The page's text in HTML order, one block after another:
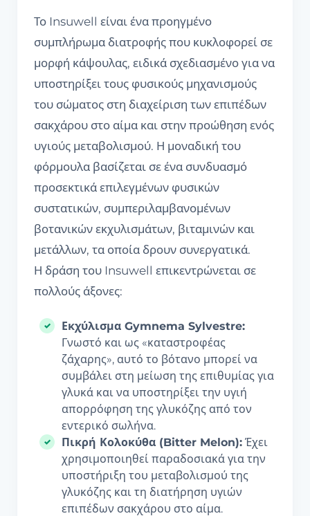
Το Insuwell είναι ένα προηγμένο
συμπλήρωμα διατροφής που κυκλοφορεί σε
μορφή κάψουλας, ειδικά σχεδιασμένο για να
υποστηρίξει τους φυσικούς μηχανισμούς
του σώματος στη διαχείριση των επιπέδων
σακχάρου στο αίμα και στην προώθηση ενός
υγιούς μεταβολισμού. Η μοναδική του
φόρμουλα βασίζεται σε ένα συνδυασμό
προσεκτικά επιλεγμένων φυσικών
συστατικών, συμπεριλαμβανομένων
βοτανικών εκχυλισμάτων, βιταμινών και
μετάλλων, τα οποία δρουν συνεργατικά.
Η δράση του Insuwell επικεντρώνεται σε
πολλούς άξονες:
Εκχύλισμα Gymnema Sylvestre:
Γνωστό και ως «καταστροφέας
ζάχαρης», αυτό το βότανο μπορεί να
συμβάλει στη μείωση της επιθυμίας για
γλυκά και να υποστηρίξει την υγιή
απορρόφηση της γλυκόζης από τον
εντερικό σωλήνα.
Πικρή Κολοκύθα (Bitter Melon): Έχει
χρησιμοποιηθεί παραδοσιακά για την
υποστήριξη του μεταβολισμού της
γλυκόζης και τη διατήρηση υγιών
επιπέδων σακχάρου στο αίμα.